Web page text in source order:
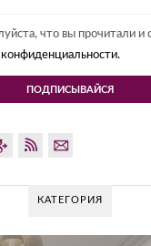
что вы прочитали и
КАТЕГОРИЯ